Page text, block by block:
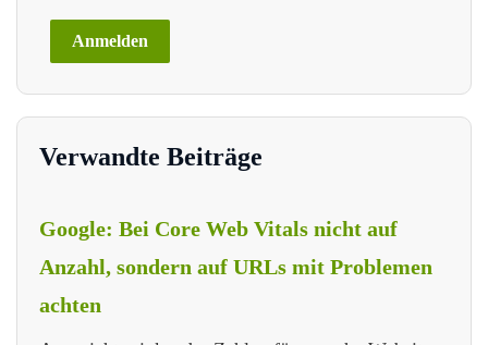
Verwandte Beiträge
Google: Bei Core Web Vitals nicht auf
Anzahl, sondern auf URLs mit Problemen
achten